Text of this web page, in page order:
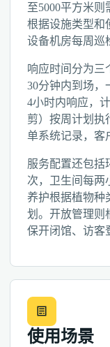
至5000平方米
根据设施类型和
设备机房每周巡
响应时间分为三
30分钟内到场，
4小时内响应，
剪）按周计划执
单系统记录，客
服务配置还包括
次，卫生间每两
养护根据植物种
划。开放管理则
保开闭馆、访客
使用场景